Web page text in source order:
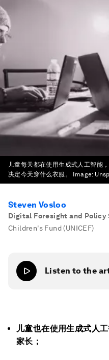
儿童每天都在使用生成式人工智能
决定今天穿什么衣服。
Image:
Steven Vosloo
Digital Foresight and Policy
Children's Fund (UNICEF)
Listen to the
儿童也在使用生成式人
家长；